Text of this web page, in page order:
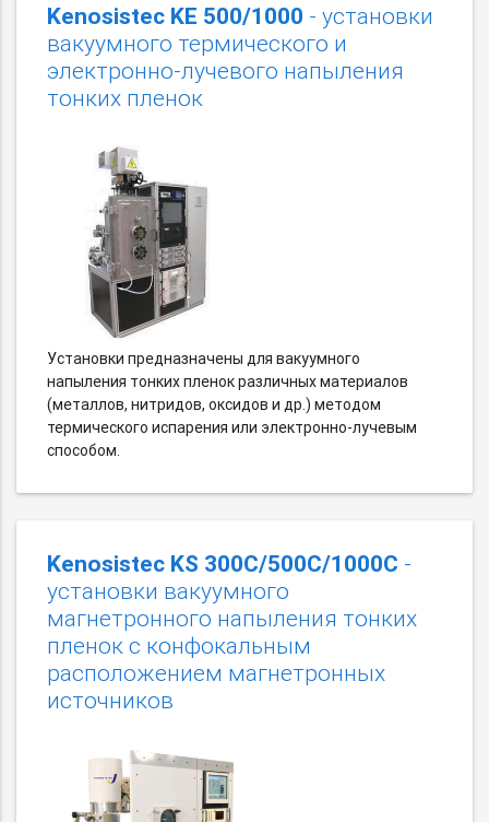
Kenosistec KE 500/1000 - установки
вакуумного термического и
электронно-лучевого напыления
тонких пленок
Установки предназначены для вакуумного
напыления тонких пленок различных материалов
(металлов, нитридов, оксидов и др.) методом
термического испарения или электронно-лучевым
способом.
Kenosistec KS 300С/500C/1000С -
установки вакуумного
магнетронного напыления тонких
пленок c конфокальным
расположением магнетронных
источников